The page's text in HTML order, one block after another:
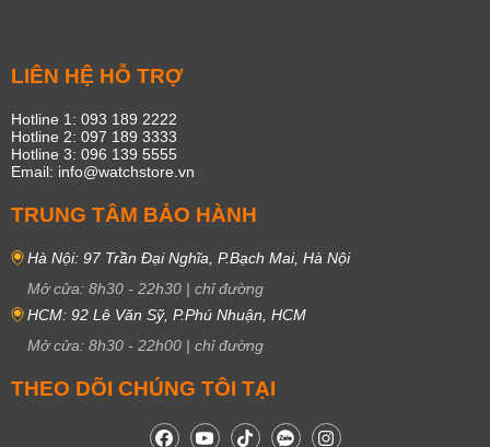
LIÊN HỆ HỖ TRỢ
Hotline 1: 093 189 2222
Hotline 2: 097 189 3333
Hotline 3: 096 139 5555
Email: info@watchstore.vn
TRUNG TÂM BẢO HÀNH
Hà Nội: 97 Trần Đại Nghĩa, P.Bạch Mai, Hà Nội
Mở cửa: 8h30 - 22h30 | chỉ đường
HCM: 92 Lê Văn Sỹ, P.Phú Nhuận, HCM
Mở cửa: 8h30 - 22h00 | chỉ đường
THEO DÕI CHÚNG TÔI TẠI